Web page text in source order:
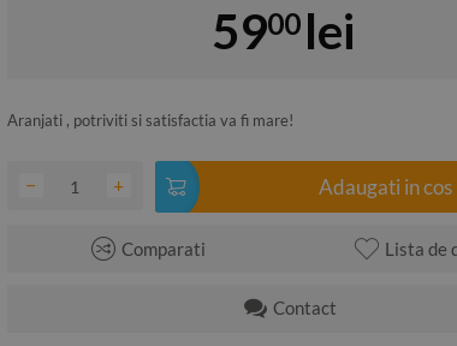
5900 lei
Aranjati , potriviti si satisfactia va fi mare!
+
− Adaugati in cos
Comparati Lista de
Contact